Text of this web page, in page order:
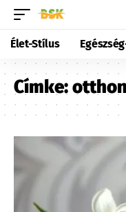
Élet-Stílus
Címke: